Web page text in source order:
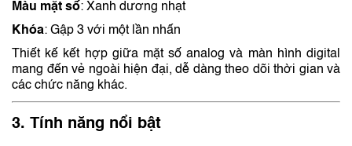
Màu mặt số: Xanh dương nhạt
Khóa: Gập 3 với một lần nhấn
Thiết kế kết hợp giữa mặt số analog và màn hình digital
mang đến vẻ ngoài hiện đại, dễ dàng theo dõi thời gian và
các chức năng khác.
3. Tính năng nổi bật